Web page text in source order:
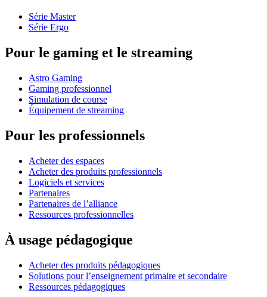
Série Master
Série Ergo
Pour le gaming et le streaming
Astro Gaming
Gaming professionnel
Simulation de course
Équipement de streaming
Pour les professionnels
Acheter des espaces
Acheter des produits professionnels
Logiciels et services
Partenaires
Partenaires de l’alliance
Ressources professionnelles
À usage pédagogique
Acheter des produits pédagogiques
Solutions pour l’enseignement primaire et secondaire
Ressources pédagogiques